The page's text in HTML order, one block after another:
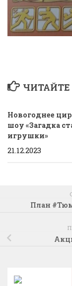
Новогоднее
шоу «Загадка
игрушки»
21.12.2023
План